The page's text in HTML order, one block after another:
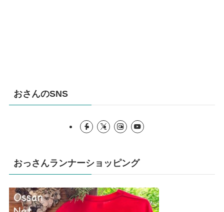
おさんのSNS
おっさんランナーショッピング